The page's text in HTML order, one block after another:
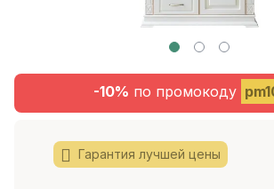
-10% по промокоду
Гарантия лучшей цены